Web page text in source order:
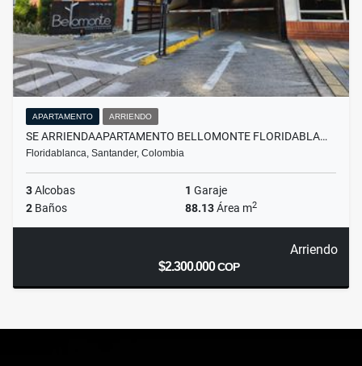
APARTAMENTO ARRIENDO
SE ARRIENDAAPARTAMENTO BELLOMONTE FLORIDABLA…
Floridablanca, Santander, Colombia
3Alcobas 1 Garaje
2 Baños 88.13Área m2
Arriendo
$2.300.000COP